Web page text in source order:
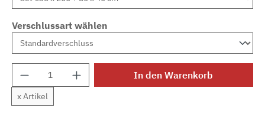
Verschlussart wählen
Produkt Anzahl: Gib den gewünschten
x Artikel
In den Warenkorb